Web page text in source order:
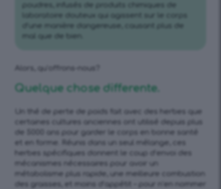
poudres, infusés de produits chimiques de
laboratoire douteux qui agissent sur le corps
d’une manière dangereuse, causant plus de
mal que de bien.
Alors, qu’offrons-nous?
Quelque chose differente.
Un thé de perte de poids fait avec des herbes que
certaines cultures anciennes ont utilisé depuis plus
de 5000 ans pour garder le corps en bonne santé
et en forme. Réunis dans un seul mélange, ces
herbes spécifiques donnent le coup d’envoi des
mécanismes nécessaires pour avoir un
métabolisme plus rapide, une meilleure combustion
des graisses, et moins d’appétit – pour n’en nommer